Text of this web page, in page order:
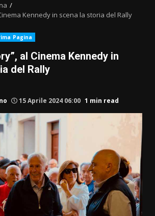
Kennedy in scena la storia del Rally
Pagina
al Cinema Kennedy in
del Rally
15 Aprile 2024 06:00 1 min read